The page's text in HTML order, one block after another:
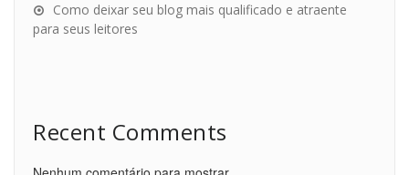
Como deixar seu blog mais qualificado e atraente
para seus leitores
Recent Comments